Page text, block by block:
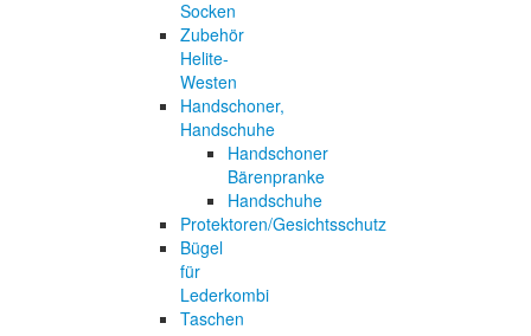
Socken
Zubehör
Helite-
Westen
Handschoner,
Handschuhe
Handschoner
Bärenpranke
Handschuhe
Protektoren/Gesichtsschutz
Bügel
für
Lederkombi
Taschen